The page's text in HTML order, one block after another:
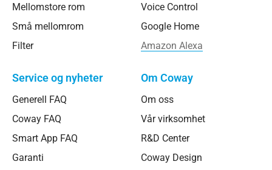
Mellomstore rom
Små mellomrom
Filter
Voice Control
Google Home
Amazon Alexa
Service og nyheter
Generell FAQ
Coway FAQ
Smart App FAQ
Garanti
Om Coway
Om oss
Vår virksomhet
R&D Center
Coway Design